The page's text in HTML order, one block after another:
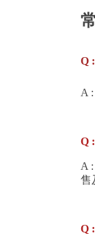
Q
A
Q
A
售
Q